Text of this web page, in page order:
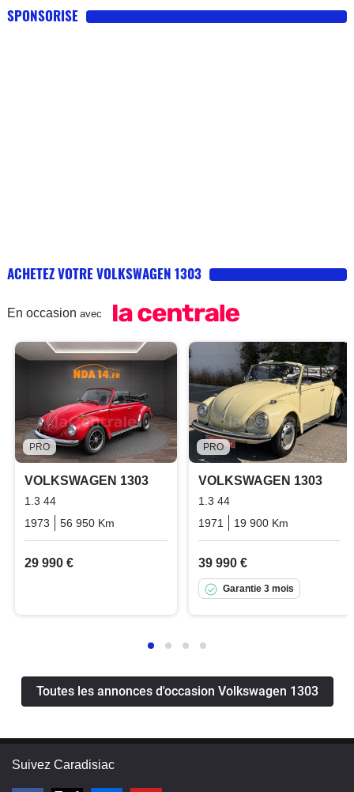
SPONSORISE
ACHETEZ VOTRE VOLKSWAGEN 1303
En occasion avec
PRO
VOLKSWAGEN 1303
1.3 44
1973
56 950 Km Essence
29 990 €
PRO
VOLKSWAGEN 1303
1.3 44
1971
19 900 Km
39 990 €
Garantie 3 mois
Toutes les annonces d'occasion Volkswagen 1303
Suivez Caradisiac